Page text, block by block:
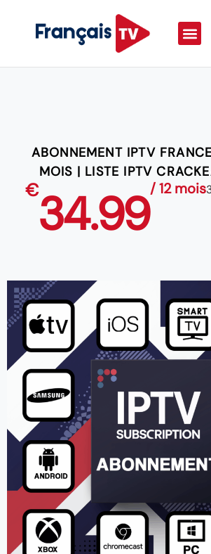
ABONNEMENT IPTV
MOIS | LISTE IPTV
€34.99/ 12 mois